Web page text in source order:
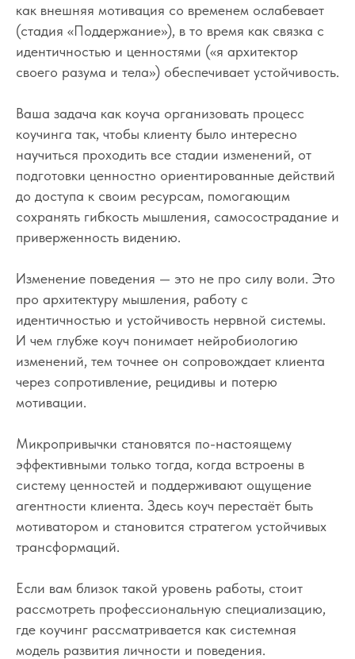
как внешняя мотивация со временем ослабевает
(стадия «Поддержание»), в то время как связка с
идентичностью и ценностями («я архитектор
своего разума и тела») обеспечивает устойчивость.
Ваша задача как коуча организовать процесс
коучинга так, чтобы клиенту было интересно
научиться проходить все стадии изменений, от
подготовки ценностно ориентированные действий
до доступа к своим ресурсам, помогающим
сохранять гибкость мышления, самосострадание и
приверженность видению.
Изменение поведения — это не про силу воли. Это
про архитектуру мышления, работу с
идентичностью и устойчивость нервной системы.
И чем глубже коуч понимает нейробиологию
изменений, тем точнее он сопровождает клиента
через сопротивление, рецидивы и потерю
мотивации.
Микропривычки становятся по-настоящему
эффективными только тогда, когда встроены в
систему ценностей и поддерживают ощущение
агентности клиента. Здесь коуч перестаёт быть
мотиватором и становится стратегом устойчивых
трансформаций.
Если вам близок такой уровень работы, стоит
рассмотреть профессиональную специализацию,
где коучинг рассматривается как системная
модель развития личности и поведения.